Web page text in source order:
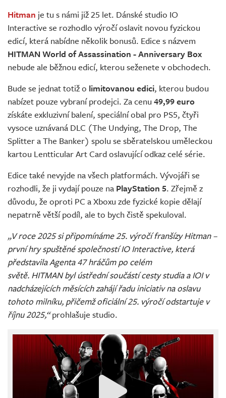
Živě
Hitman je tu s námi již 25 let. Dánské studio IO
Interactive se rozhodlo výročí oslavit novou fyzickou
edicí, která nabídne několik bonusů. Edice s názvem
HITMAN World of Assassination - Anniversary Box
nebude ale běžnou edicí, kterou seženete v obchodech.
Bude se jednat totiž o limitovanou edici, kterou budou
nabízet pouze vybraní prodejci. Za cenu 49,99 euro
získáte exkluzivní balení, speciální obal pro PS5, čtyři
vysoce uznávaná DLC (The Undying, The Drop, The
Splitter a The Banker) spolu se sběratelskou uměleckou
kartou Lentticular Art Card oslavující odkaz celé série.
Edice také nevyjde na všech platformách. Vývojáři se
rozhodli, že ji vydají pouze na PlayStation 5. Zřejmě z
důvodu, že oproti PC a Xboxu zde fyzické kopie dělají
nepatrně větší podíl, ale to bych čistě spekuloval.
„V roce 2025 si připomínáme 25. výročí franšízy Hitman –
první hry spuštěné společností IO Interactive, která
představila Agenta 47 hráčům po celém
světě. HITMAN byl ústřední součástí cesty studia a IOI v
nadcházejících měsících zahájí řadu iniciativ na oslavu
tohoto milníku, přičemž oficiální 25. výročí odstartuje v
říjnu 2025,“prohlašuje studio.